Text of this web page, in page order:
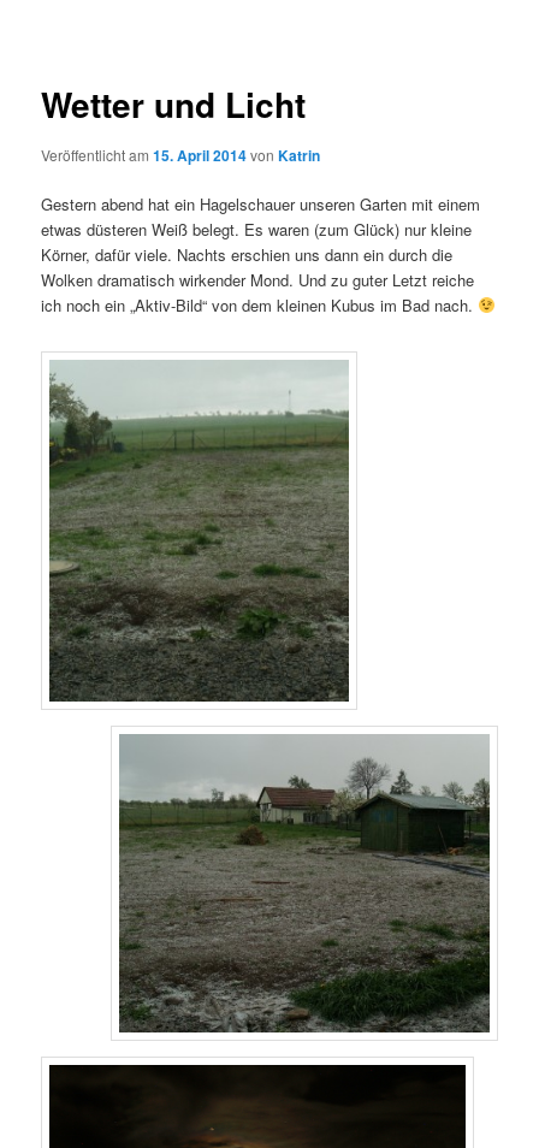
Wetter und Licht
Veröffentlicht am15. April 2014vonKatrin
Gestern abend hat ein Hagelschauer unseren Garten mit einem
etwas düsteren Weiß belegt. Es waren (zum Glück) nur kleine
Körner, dafür viele. Nachts erschien uns dann ein durch die
Wolken dramatisch wirkender Mond. Und zu guter Letzt reiche
ich noch ein „Aktiv-Bild“ von dem kleinen Kubus im Bad nach.